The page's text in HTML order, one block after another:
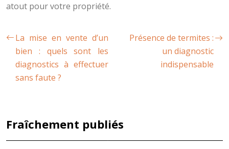
atout pour votre propriété.
La mise en vente d’un
bien : quels sont les
diagnostics à effectuer
sans faute ?
Présence de termites :
un diagnostic
indispensable
Fraîchement publiés